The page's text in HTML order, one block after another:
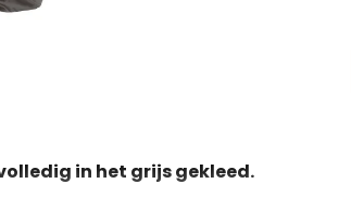
in het grijs gekleed.